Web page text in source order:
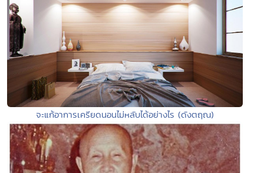
จะแก้อาการเครียดนอนไม่หลับได้อย่างไร (ดังตฤณ)